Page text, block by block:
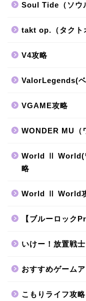
Soul Tide（ソウ
takt op.（タクト
V4攻略
ValorLegends(
VGAME攻略
WONDER MU（
World Ⅱ World(
略
World Ⅱ World
【ブルーロッ
いけー！放置戦士
おすすめゲームア
こもりライフ攻略